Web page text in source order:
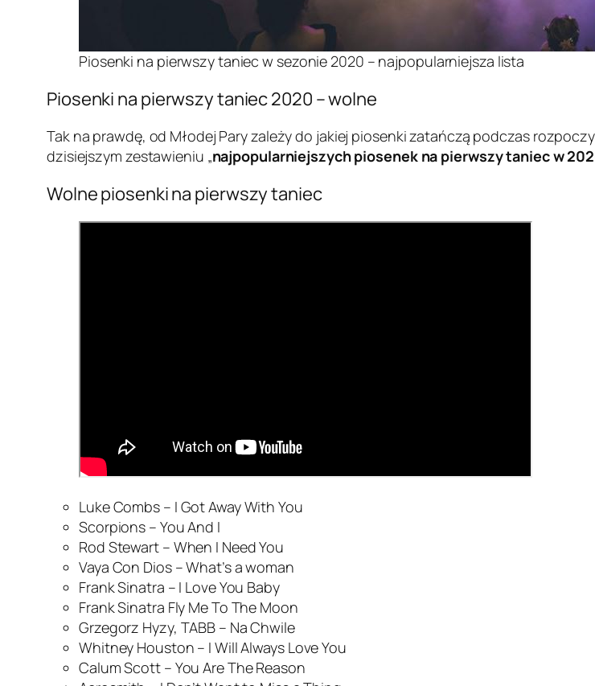
Piosenki na pierwszy taniec w sezonie 2020 – najpopularniejsza lista
Piosenki na pierwszy taniec 2020 – wolne
Tak na prawdę, od Młodej Pary zależy do jakiej piosenki zatańczą podczas
dzisiejszym zestawieniu „najpopularniejszych piosenek na pierwszy taniec w
Wolne piosenki na pierwszy taniec
Luke Combs – I Got Away With You
Scorpions – You And I
Rod Stewart – When I Need You
Vaya Con Dios – What’s a woman
Frank Sinatra – I Love You Baby
Frank Sinatra Fly Me To The Moon
Grzegorz Hyzy, TABB – Na Chwile
Whitney Houston – I Will Always Love You
Calum Scott – You Are The Reason